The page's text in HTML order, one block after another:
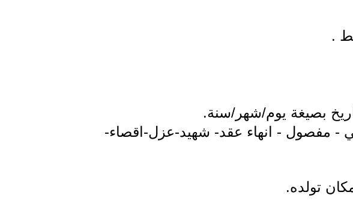
.
بصيغة يوم/شهر/سنة.
- مفصول - انهاء عقد- شهيد-عزل-اقصاء-
تولده.